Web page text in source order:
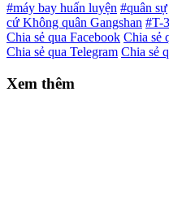
#máy bay huấn luyện #quân sự
cứ Không quân Gangshan #T-
Chia sẻ qua Facebook Chia sẻ
Chia sẻ qua Telegram Chia sẻ
Xem thêm